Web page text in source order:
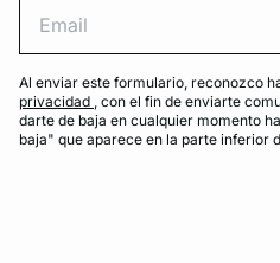
Al enviar este formulario, reconozco
privacidad , con el fin de enviarte
darte de baja en cualquier momento
baja" que aparece en la parte inferior